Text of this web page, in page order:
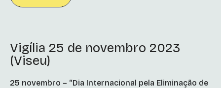
Vigília 25 de novembro 2023
(Viseu)
25 novembro – “Dia Internacional pela Eliminação de